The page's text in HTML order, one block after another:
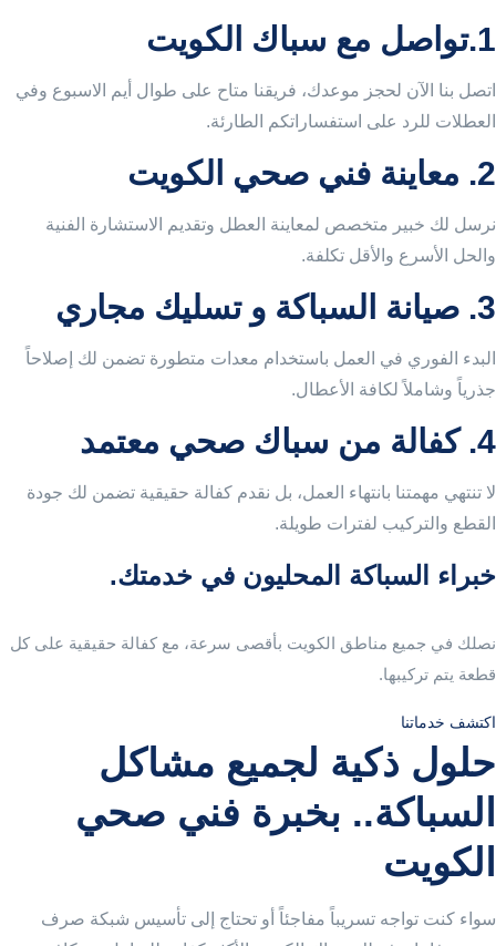
1.تواصل مع سباك الكويت
اتصل بنا الآن لحجز موعدك، فريقنا متاح على طوال أيم الاسبوع وفي
العطلات للرد على استفساراتكم الطارئة.
2. معاينة فني صحي الكويت
نرسل لك خبير متخصص لمعاينة العطل وتقديم الاستشارة الفنية
والحل الأسرع والأقل تكلفة.
3. صيانة السباكة و تسليك مجاري
البدء الفوري في العمل باستخدام معدات متطورة تضمن لك إصلاحاً
جذرياً وشاملاً لكافة الأعطال.
4. كفالة من سباك صحي معتمد
لا تنتهي مهمتنا بانتهاء العمل، بل نقدم كفالة حقيقية تضمن لك جودة
القطع والتركيب لفترات طويلة.
خبراء السباكة المحليون في خدمتك.
نصلك في جميع مناطق الكويت بأقصى سرعة، مع كفالة حقيقية على كل
قطعة يتم تركيبها.
اكتشف خدماتنا
حلول ذكية لجميع مشاكل
السباكة.. بخبرة فني صحي
الكويت
سواء كنت تواجه تسريباً مفاجئاً أو تحتاج إلى تأسيس شبكة صرف